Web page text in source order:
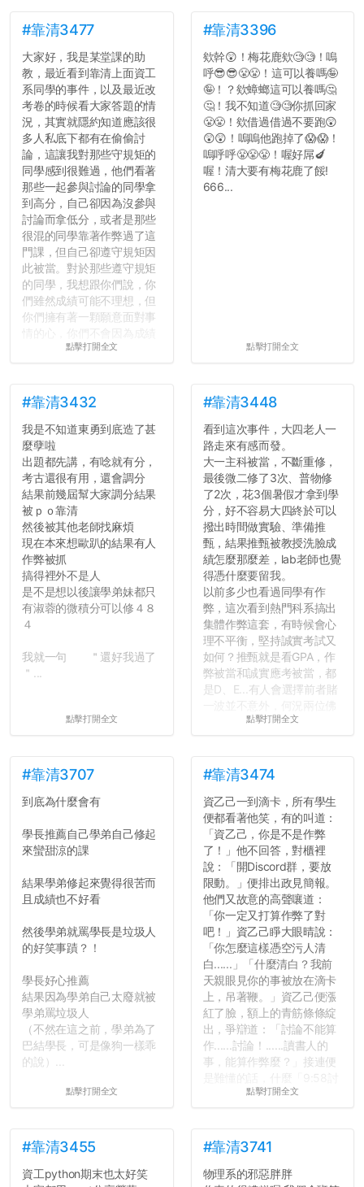
#靠清3477
大家好，我是某堂課的助
教，最近看到靠清上面資工
系同學的事件，以及最近改
考卷的時候看大家答題的情
況，其實就隱約知道應該很
多人私底下都有在偷偷討
論，這讓我對那些守規矩的
同學感到很難過，他們看著
那些一起參與討論的同學拿
到高分，自己卻因為沒參與
討論而拿低分，或者是那些
很混的同學靠著作弊過了這
門課，但自己卻遵守規矩因
此被當。對於那些遵守規矩
的同學，我想跟你們說，你
們雖然成績可能不理想，但
你們擁有著一顆願意面對事
壓力而選擇逃避(作弊)，在
績無法體現你們的努力，但
往後你們正直的態度一定會
讓你們在社會上適應得更
好。最後，那些作弊的同
學，你們要瞭解到作弊對你
們而言是沒有任何好處的，
大學是你們唯一可以勇敢認
錯但不需要付出太大代價的
地方，你們在這時候如果不
會學會...
點擊打開全文
#靠清3396
欸幹😲！梅花鹿欸🧐🧐！嗚
呼😎😎😤😤！這可以養嗎🤪
🤪！？欸蟑螂這可以養嗎🤔
🤔！我不知道🧐🧐你抓回家
😤😤！欸借過借過不要跑😲
😲😲！嗚嗚他跑掉了😱😱！
嗚呼呼😤😤😤！喔好屌🍆
喔！清大要有梅花鹿了餒!
666...
點擊打開全文
#靠清3432
我是不知道東勇到底造了甚
麼孽啦
出題都先講，有唸就有分，
考古還很有用，還會調分
結果前幾屆幫大家調分結果
被ｐｏ靠清
然後被其他老師找麻煩
現在本來想歐趴的結果有人
作弊被抓
搞得裡外不是人
是不是想以後讓學弟妹都只
有淑蓉的微積分可以修４８
４
我就一句 ＂還好我過了
＂...
點擊打開全文
#靠清3448
看到這次事件，大四老人一
路走來有感而發。
大一主科被當，不斷重修，
最後微二修了3次、普物修
了2次，花3個暑假才拿到學
分，好不容易大四終於可以
撥出時間做實驗、準備推
甄，結果推甄被教授洗臉成
績怎麼那麼差，lab老師也覺
得憑什麼要留我。
以前多少也看過同學有作
弊，這次看到熱門科系搞出
集體作弊這套，有時候會心
理不平衡，堅持誠實考試又
如何？推甄就是看GPA，作
弊被當和誠實應考被當，都
是D、E...有人會選擇前者賭
心教授看起來要輕輕放下
長作弊的風氣。
反正老人我明天就要搬離新
竹，之後如何發展與我無
關，就當最後一天發個牢騷
吧XD，祝學弟妹們修課順利
~~...
點擊打開全文
#靠清3707
到底為什麼會有
學長推薦自己學弟自己修起
來蠻甜涼的課
結果學弟修起來覺得很苦而
且成績也不好看
然後學弟就罵學長是垃圾人
的好笑事蹟？！
學長好心推薦
結果因為學弟自己太廢就被
學弟罵垃圾人
（不然在這之前，學弟為了
巴結學長，可是像狗一樣乖
的說）...
點擊打開全文
#靠清3474
資乙己一到滴卡，所有學生
便都看著他笑，有的叫道：
「資乙己，你是不是作弊
了！」他不回答，對櫃裡
說：「開Discord群，要放
限動。」便排出政見簡報。
他們又故意的高聲嚷道：
「你一定又打算作弊了對
吧！」資乙己睜大眼晴說：
「你怎麼這樣憑空污人清
白......」「什麼清白？我前
天親眼見你的事被放在滴卡
上，吊著鞭。」資乙己便漲
紅了臉，額上的青筋條條綻
出，爭辯道：「討論不能算
作......討論！......讀書人的
事，能算作弊麼？」接連便
論考題難度」，什麼「名譽
的空氣。...
點擊打開全文
#靠清3455
資工python期末也太好笑
#靠清3741
物理系的邪惡胖胖